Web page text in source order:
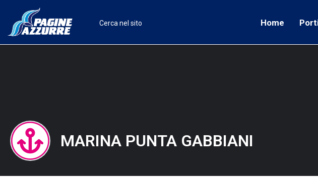
Home
MARINA PUNTA GABBIANI